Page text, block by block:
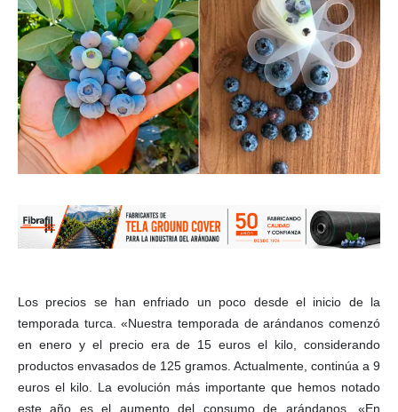
Los precios se han enfriado un poco desde el inicio de la
temporada turca. «Nuestra temporada de arándanos comenzó
en enero y el precio era de 15 euros el kilo, considerando
productos envasados ​​de 125 gramos. Actualmente, continúa a 9
euros el kilo. La evolución más importante que hemos notado
este año es el aumento del consumo de arándanos. «En